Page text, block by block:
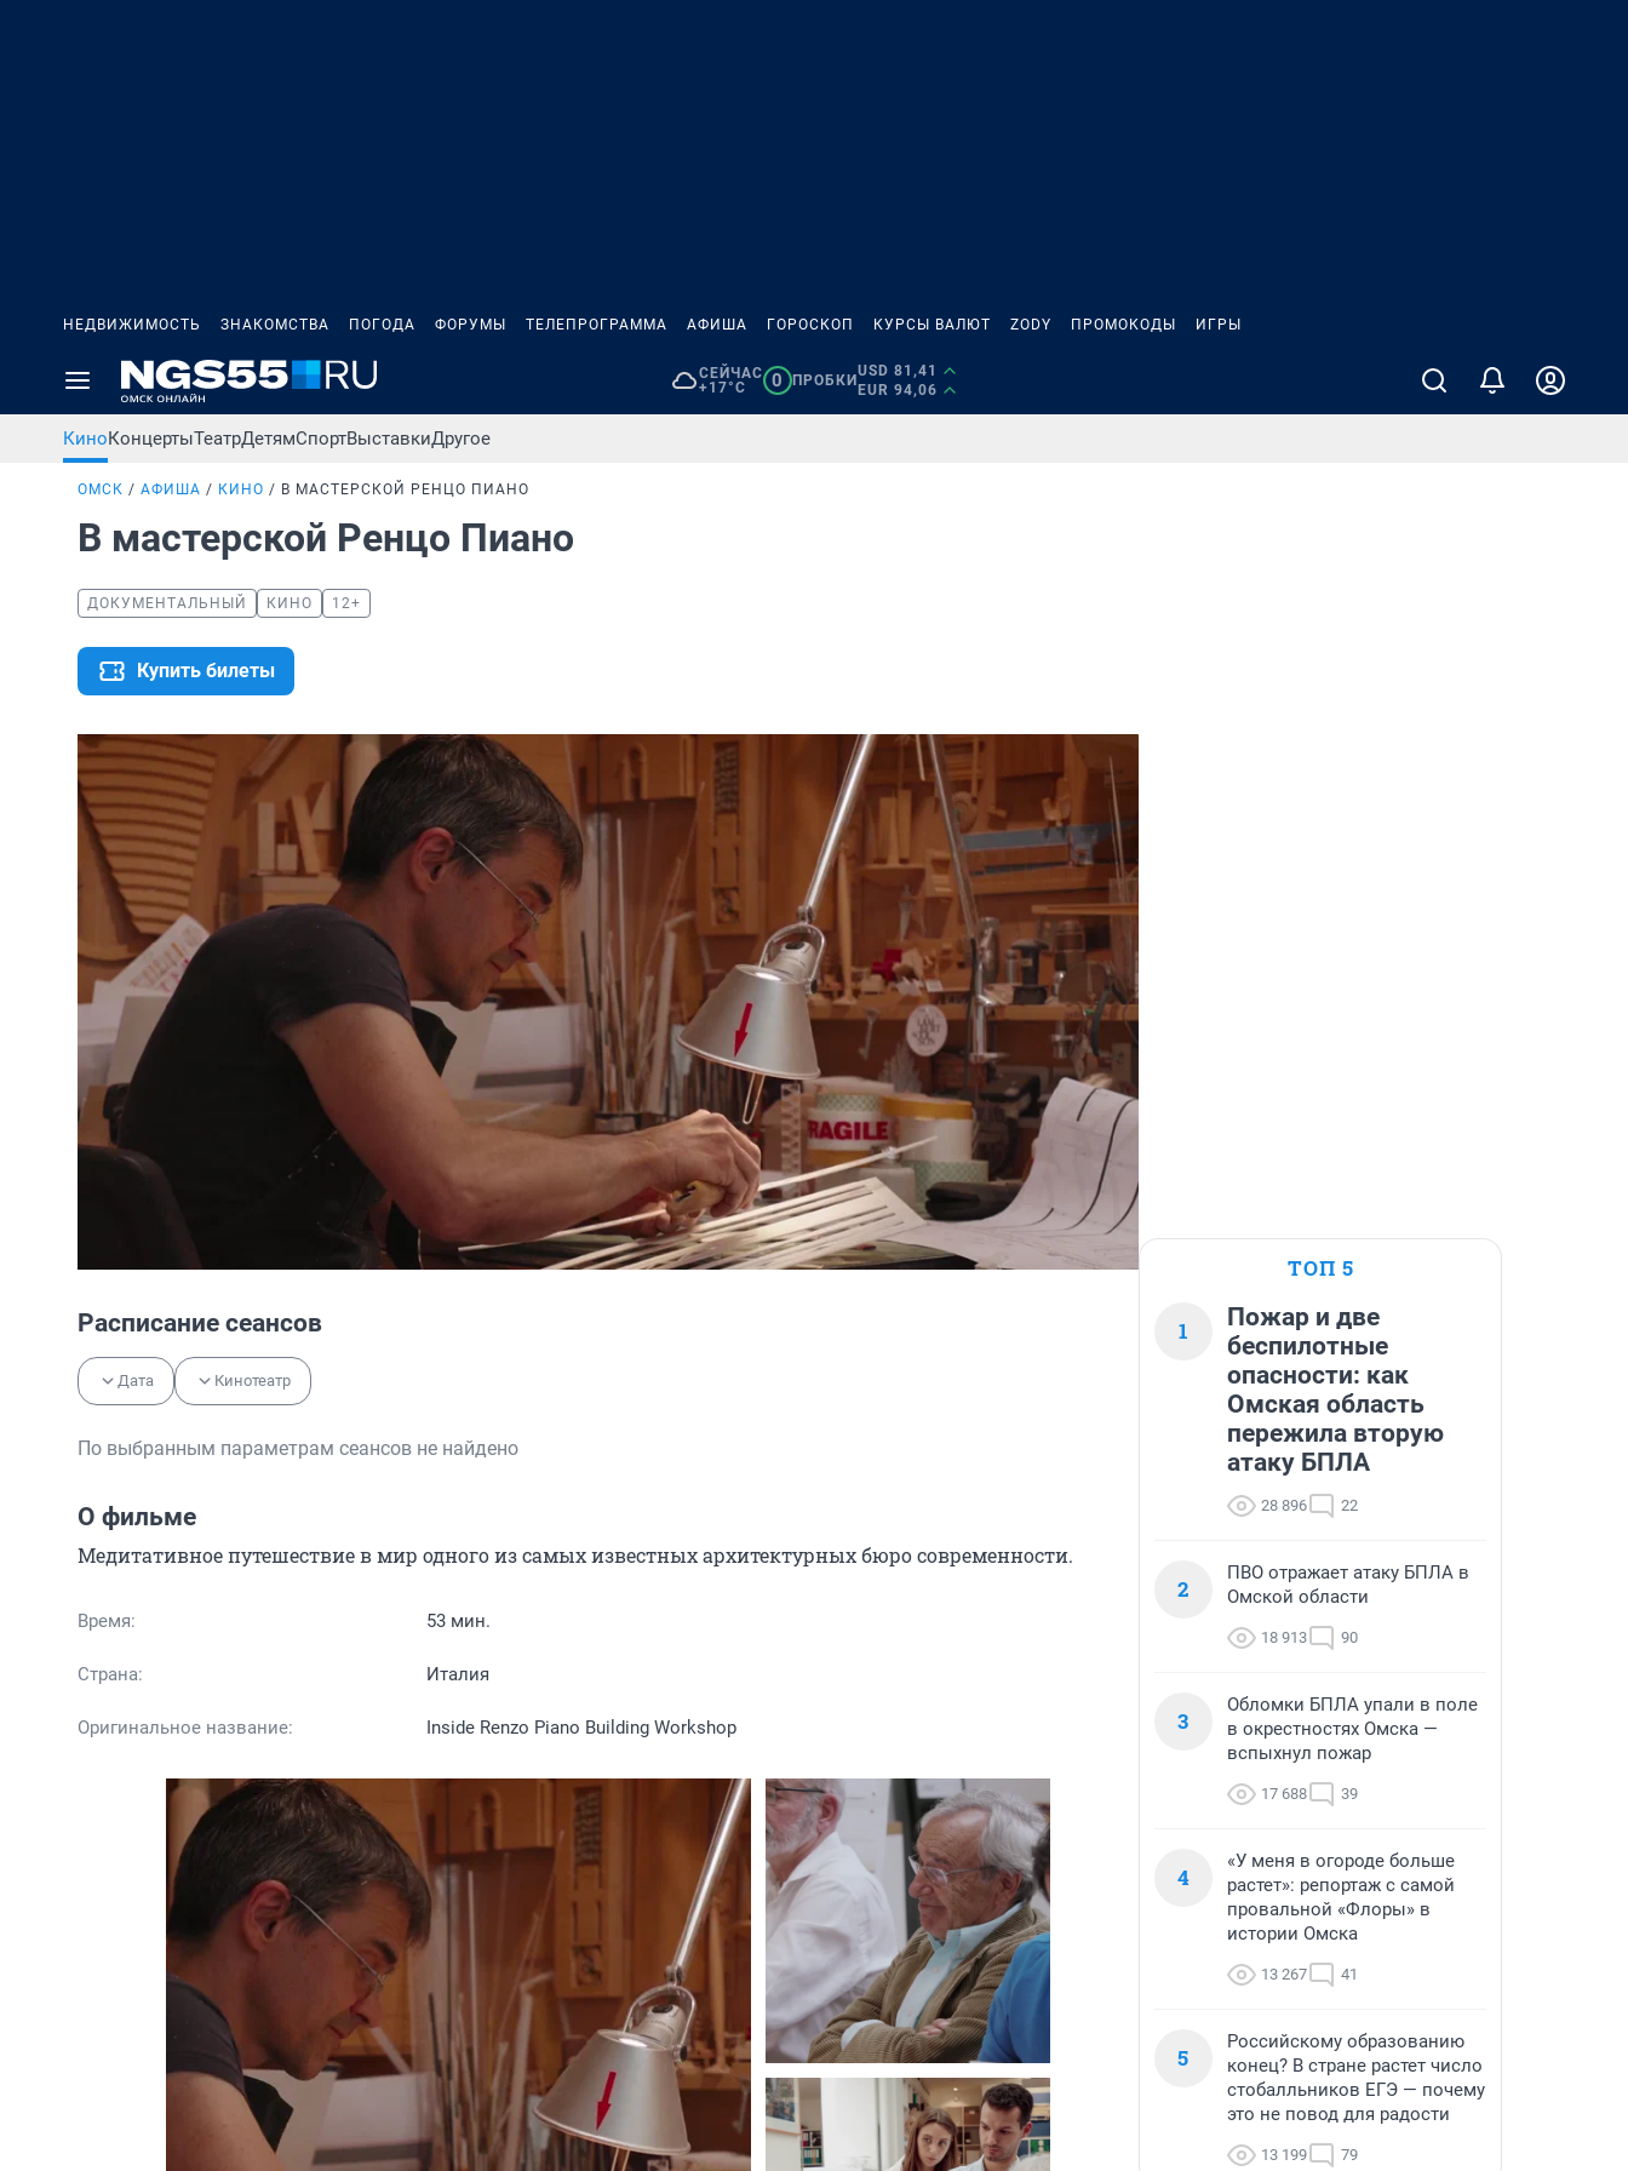
НЕДВИЖИМОСТЬ ЗНАКОМСТВА ПОГОДА ФОРУМЫ ТЕЛЕПРОГРАММА АФИША ГОРОСКОП КУРСЫ ВАЛЮТ ZODY ПРОМОКОДЫ ИГРЫ
СЕЙЧАС
+17°C
0 ПРОБКИ
USD 81,41
EUR 94,06
КиноКонцертыТеатрДетямСпортВыставкиДругое
ОМСК АФИША КИНО В МАСТЕРСКОЙ РЕНЦО ПИАНО
В мастерской Ренцо Пиано
ДОКУМЕНТАЛЬНЫЙ КИНО 12+
Купить билеты
Расписание сеансов
Дата Кинотеатр
По выбранным параметрам сеансов не найдено
О фильме
Медитативное путешествие в мир одного из самых известных архитектурных бюро современности.
Время: 53 мин.
Страна: Италия
Оригинальное название: Inside Renzo Piano Building Workshop
ТОП 5
1
Пожар и две
беспилотные
опасности: как
Омская область
пережила вторую
атаку БПЛА
28 896 22
2
ПВО отражает атаку БПЛА в
Омской области
18 913 90
3
Обломки БПЛА упали в поле
в окрестностях Омска —
вспыхнул пожар
17 688 39
4
«У меня в огороде больше
растет»: репортаж с самой
провальной «Флоры» в
истории Омска
13 267 41
5
Российскому образованию
конец? В стране растет число
стобалльников ЕГЭ — почему
это не повод для радости
13 199 79